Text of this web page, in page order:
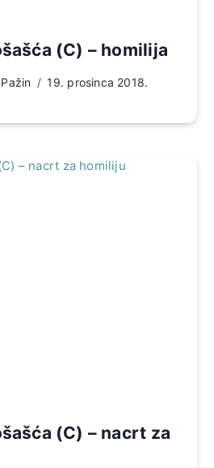
(C) – homilija
19. prosinca 2018.
(C) – nacrt za